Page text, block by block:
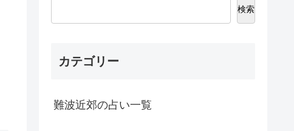
検索
カテゴリー
難波近郊の占い一覧